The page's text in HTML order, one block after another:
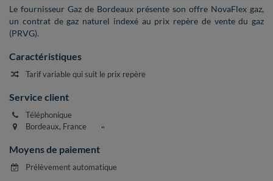
Le fournisseur Gaz de Bordeaux présente son offre NovaFlex gaz,
un contrat de gaz naturel indexé au prix repère de vente du gaz
(PRVG).
Caractéristiques
Tarif variable qui suit le prix repère
Service client
Téléphonique
Bordeaux, France
Moyens de paiement
Prélèvement automatique